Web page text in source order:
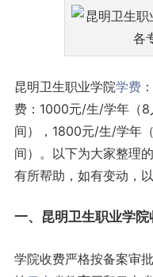
昆明卫生职业学院学费
费：1000元/生/学年（
间），1800元/生/学年
间）。以下为大家整理
有所帮助，如有变动，
一、昆明卫生职业学院
学院收费严格按备案审